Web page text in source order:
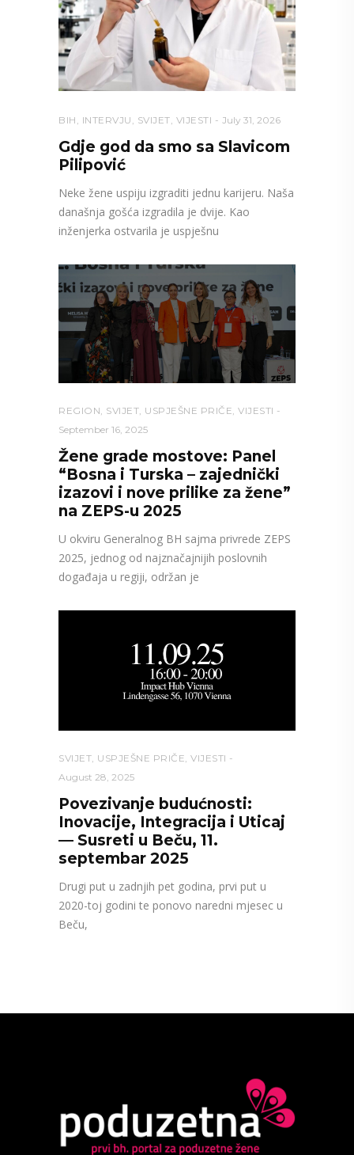
BIH INTERVJU SVIJET VIJESTI July 31, 2026
Gdje god da smo sa Slavicom
Pilipović
Neke žene uspiju izgraditi jednu karijeru. Naša
današnja gošća izgradila je dvije. Kao
inženjerka ostvarila je uspješnu
REGION SVIJET USPJEŠNE PRIČE VIJESTI
September 16, 2025
Žene grade mostove: Panel
“Bosna i Turska – zajednički
izazovi i nove prilike za žene”
na ZEPS-u 2025
U okviru Generalnog BH sajma privrede ZEPS
2025, jednog od najznačajnijih poslovnih
događaja u regiji, održan je
SVIJET, USPJEŠNE PRIČE, VIJESTI
August 28, 2025
Povezivanje budućnosti:
Inovacije, Integracija i Uticaj
— Susreti u Beču, 11.
septembar 2025
Drugi put u zadnjih pet godina, prvi put u
2020-toj godini te ponovo naredni mjesec u
Beču,